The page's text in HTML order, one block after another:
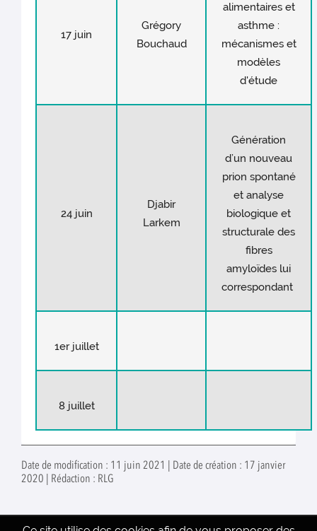
17 juin
Grégory
Bouchaud
alimentaires et
asthme :
mécanismes et
modèles
d'étude
24 juin
Djabir
Larkem
Génération
d’un nouveau
prion spontané
et analyse
biologique et
structurale des
fibres
amyloïdes lui
correspondant
1er juillet
8 juillet
Date de modification : 11 juin 2021 | Date de création : 17 janvier
2020 | Rédaction : RLG